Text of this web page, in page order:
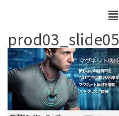
prod03_slide05